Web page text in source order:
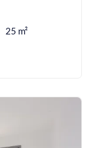
25 m²